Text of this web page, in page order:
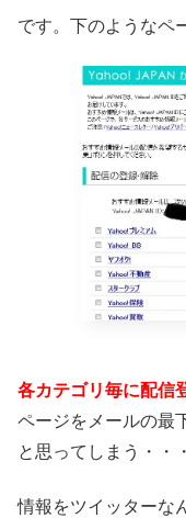
です。下のようなペ
各カテゴリ毎に配信
ページをメールの最
と思ってしまう・・・
情報をツイッターな